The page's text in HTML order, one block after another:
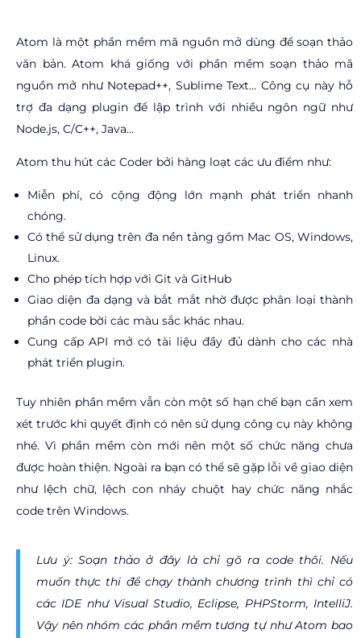
Atom là một phần mềm mã nguồn mở dùng để soạn thảo
văn bản. Atom khá giống với phần mềm soạn thảo mã
nguồn mở như Notepad++, Sublime Text… Công cụ này hỗ
trợ đa dạng plugin để lập trình với nhiều ngôn ngữ như
Node.js, C/C++, Java…
Atom thu hút các Coder bởi hàng loạt các ưu điểm như:
Miễn phí, có cộng động lớn mạnh phát triển nhanh
chóng.
Có thể sử dụng trên đa nền tảng gồm Mac OS, Windows,
Linux.
Cho phép tích hợp với Git và GitHub
Giao diện đa dạng và bắt mắt nhờ được phân loại thành
phần code bời các màu sắc khác nhau.
Cung cấp API mở có tài liệu đầy đủ dành cho các nhà
phát triển plugin.
Tuy nhiên phần mềm vẫn còn một số hạn chế bạn cần xem
xét trước khi quyết định có nên sử dụng công cụ này không
nhé. Vì phần mềm còn mới nên một số chức năng chưa
được hoàn thiện. Ngoài ra bạn có thể sẽ gặp lỗi về giao diện
như lệch chữ, lệch con nháy chuột hay chức năng nhắc
code trên Windows.
Lưu ý: Soạn thảo ở đây là chỉ gõ ra code thôi. Nếu
muốn thực thi để chạy thành chương trình thì chỉ có
các IDE như Visual Studio, Eclipse, PHPStorm, IntelliJ.
Vậy nên nhóm các phần mềm tương tự như Atom bao